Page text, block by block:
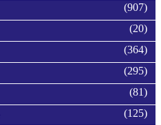
(907)
(20)
(364)
(295)
(81)
(125)